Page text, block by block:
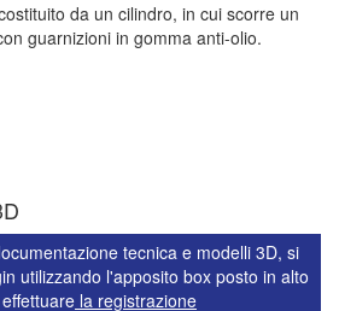
da un cilindro, in cui scorre un
guarnizioni in gomma anti-olio.
tecnica e modelli 3D, si
utilizzando l'apposito box posto in alto
la registrazione